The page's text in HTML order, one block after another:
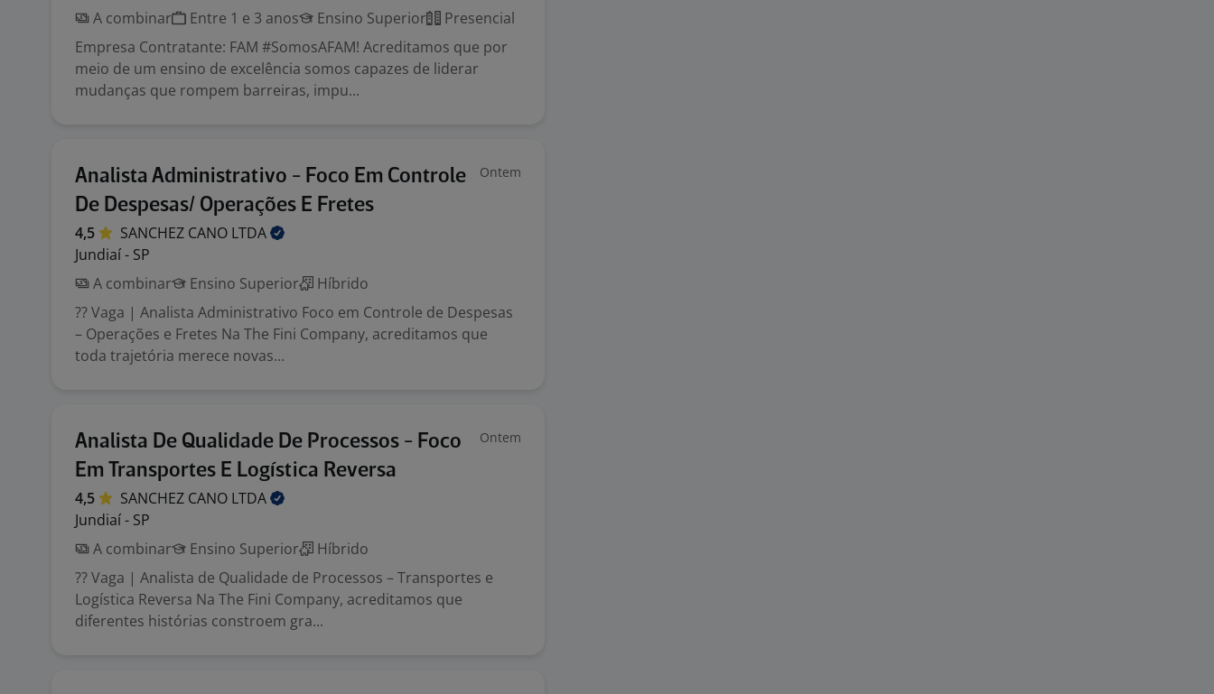
A combinar
Entre 1 e 3 anos Ensino Superior
Presencial
Empresa Contratante: FAM #SomosAFAM! Acreditamos que por
meio de um ensino de excelência somos capazes de liderar
mudanças que rompem barreiras, impu...
Analista Administrativo - Foco Em Controle
De Despesas/ Operações E Fretes
Ontem
4,5 SANCHEZ CANO LTDA
Jundiaí - SP
A combinar
Ensino Superior
Híbrido
?? Vaga | Analista Administrativo Foco em Controle de Despesas
– Operações e Fretes Na The Fini Company, acreditamos que
toda trajetória merece novas...
Analista De Qualidade De Processos - Foco
Em Transportes E Logística Reversa
Ontem
4,5 SANCHEZ CANO LTDA
Jundiaí - SP
A combinar
Ensino Superior
Híbrido
?? Vaga | Analista de Qualidade de Processos – Transportes e
Logística Reversa Na The Fini Company, acreditamos que
diferentes histórias constroem gra...